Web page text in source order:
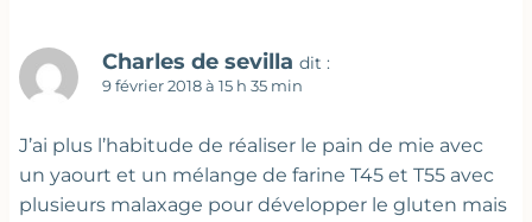
Charles de sevilla dit :
9 février 2018 à 15 h 35 min
J’ai plus l’habitude de réaliser le pain de mie avec
un yaourt et un mélange de farine T45 et T55 avec
plusieurs malaxage pour développer le gluten mais